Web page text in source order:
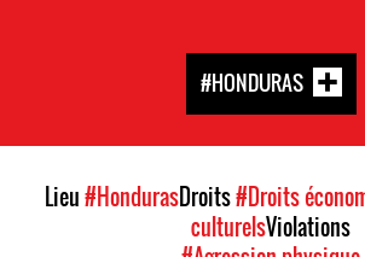
#HONDURAS
Lieu#HondurasDroits#Droits
culturelsViolations